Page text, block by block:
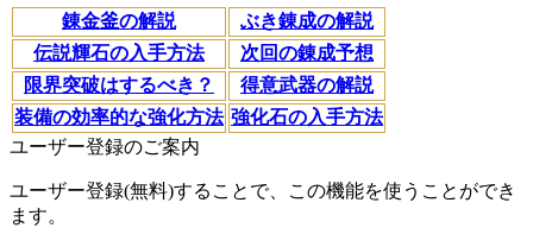
錬金釜の解説
ぶき錬成の解説
伝説輝石の入手方法
次回の錬成予想
限界突破はするべき？
得意武器の解説
装備の効率的な強化方法 強化石の入手方法
ユーザー登録のご案内
ユーザー登録(無料)することで、この機能を使うことができ
ます。